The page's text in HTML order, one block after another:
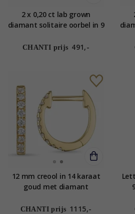
2 x 0,20 ct lab grown
diamant solitaire oorbel in 9
grown diamant
CHANTI prijs 491,-
12 mm creool in 14 karaat
goud met diamant
CHANTI prijs 1115,-